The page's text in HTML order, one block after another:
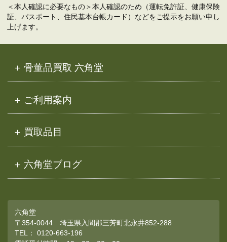
＜本人確認に必要なもの＞本人確認のため（運転免許証、健康保険
証、パスポート、住民基本台帳カード）などをご提示をお願い申し
上げます。
骨董品買取 六角堂
ご利用案内
買取品目
六角堂ブログ
六角堂
〒354-0044 埼玉県入間郡三芳町北永井852-288
TEL： 0120-663-196